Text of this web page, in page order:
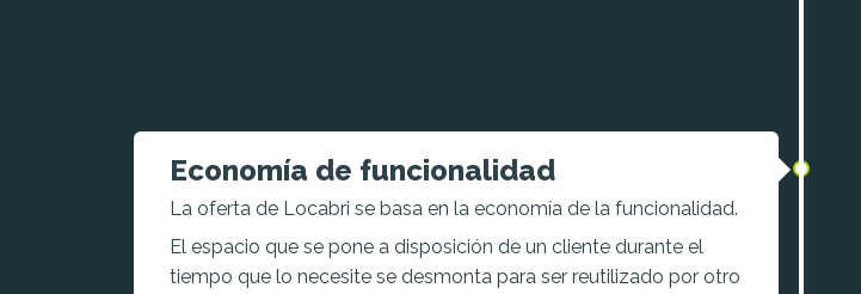
Economía de funcionalidad
La oferta de Locabri se basa en la economía de la funcionalidad.
El espacio que se pone a disposición de un cliente durante el
tiempo que lo necesite se desmonta para ser reutilizado por otro